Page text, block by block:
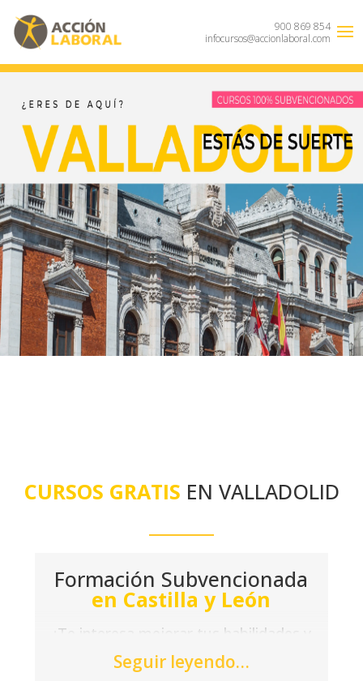
900 869 854
infocursos@accionlaboral.com
CURSOS GRATIS EN VALLADOLID
Formación Subvencionada
en Castilla y León
¿Te interesa mejorar tus habilidades y
conocimientos sin ningún coste?
Visita las oficinas de Acción Laboral
Seguir leyendo…